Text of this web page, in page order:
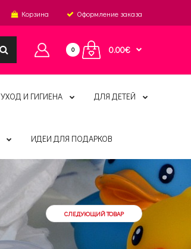
Корзина Оформление заказа
0 0.00€
УХОД И ГИГИЕНА ДЛЯ ДЕТЕЙ
ИДЕИ ДЛЯ ПОДАРКОВ
СЛЕДУЮЩИЙ ТОВАР